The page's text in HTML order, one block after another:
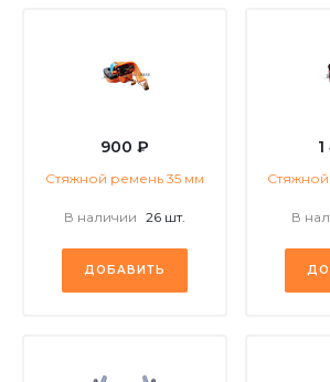
900 ₽
Стяжной ремень 35 мм
В наличии 26 шт.
ДОБАВИТЬ
В